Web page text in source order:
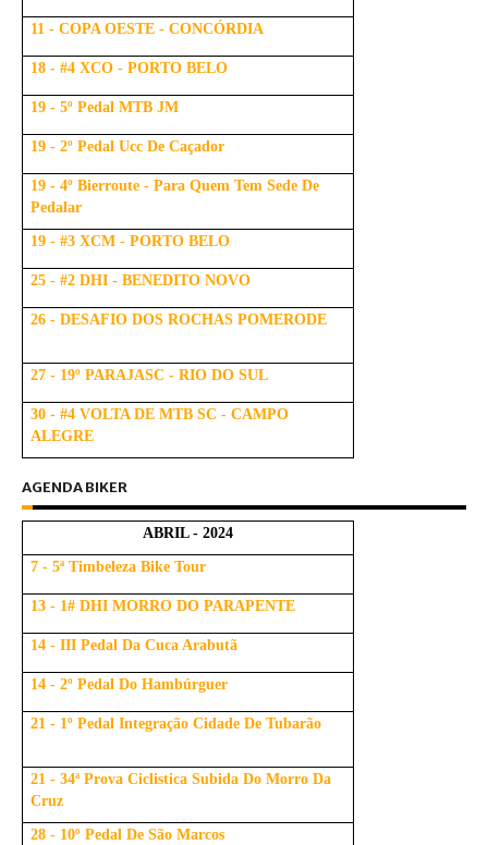
11 - COPA OESTE - CONCÓRDIA
18 - #4 XCO - PORTO BELO
19 - 5º Pedal MTB JM
19 - 2º Pedal Ucc De Caçador
19 - 4º Bierroute - Para Quem Tem Sede De
Pedalar
19 - #3 XCM - PORTO BELO
25 - #2 DHI - BENEDITO NOVO
26 - DESAFIO DOS ROCHAS POMERODE
27 - 19º PARAJASC - RIO DO SUL
30 - #4 VOLTA DE MTB SC - CAMPO
ALEGRE
AGENDA BIKER
ABRIL - 2024
7 - 5ª Timbeleza Bike Tour
13 - 1# DHI MORRO DO PARAPENTE
14 - III Pedal Da Cuca Arabutã
14 - 2º Pedal Do Hambúrguer
21 - 1º Pedal Integração Cidade De Tubarão
21 - 34ª Prova Ciclistica Subida Do Morro Da
Cruz
28 - 10º Pedal De São Marcos